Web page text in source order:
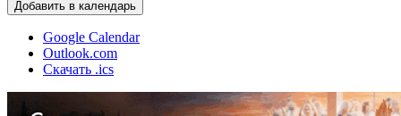
Добавить в календарь
Google Calendar
Outlook.com
Скачать .ics